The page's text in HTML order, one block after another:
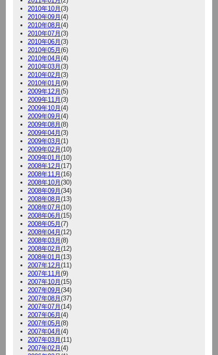
2010年10月(3)
2010年09月(4)
2010年08月(4)
2010年07月(3)
2010年06月(3)
2010年05月(6)
2010年04月(4)
2010年03月(3)
2010年02月(3)
2010年01月(9)
2009年12月(5)
2009年11月(3)
2009年10月(4)
2009年09月(4)
2009年08月(8)
2009年04月(3)
2009年03月(1)
2009年02月(10)
2009年01月(10)
2008年12月(17)
2008年11月(16)
2008年10月(30)
2008年09月(34)
2008年08月(13)
2008年07月(10)
2008年06月(15)
2008年05月(7)
2008年04月(12)
2008年03月(8)
2008年02月(12)
2008年01月(13)
2007年12月(11)
2007年11月(9)
2007年10月(15)
2007年09月(34)
2007年08月(37)
2007年07月(14)
2007年06月(4)
2007年05月(8)
2007年04月(4)
2007年03月(11)
2007年02月(4)